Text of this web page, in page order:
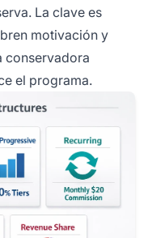
La clave es
motivación y
el programa.